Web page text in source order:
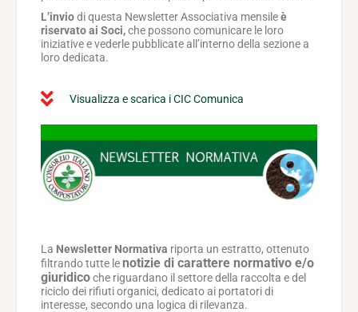
L’inviodi questa Newsletter Associativa mensileè
riservato ai Soci,che possono comunicare le loro
iniziative e vederle pubblicate all’interno della sezione a
loro dedicata.
Visualizza e scarica i CIC Comunica
La Newsletter Normativa riporta un estratto, ottenuto
filtrando tutte le notizie di carattere normativo e/o
giuridicoche riguardano il settore della raccolta e del
riciclo dei rifiuti organici, dedicato ai portatori di
interesse, secondo una logica di rilevanza.